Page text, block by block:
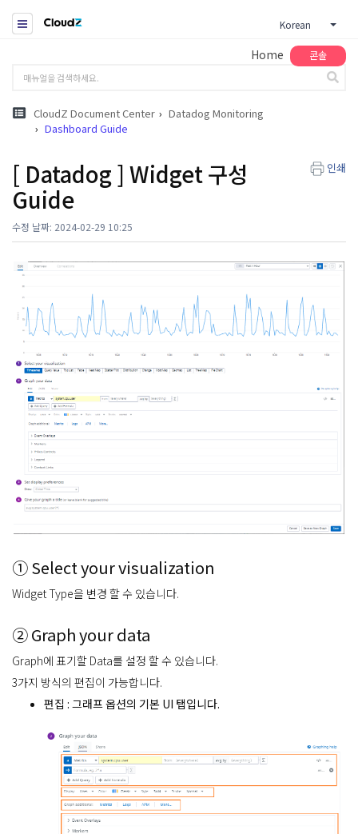
Korean
Home 콘솔
CloudZ Document Center
Datadog Monitoring
Dashboard Guide
[ Datadog ] Widget 구성
Guide
인쇄
수정 날짜: 2024-02-29 10:25
① Select your visualization
Widget Type을 변경 할 수 있습니다.
② Graph your data
Graph에 표기할 Data를 설정 할 수 있습니다.
3가지 방식의 편집이 가능합니다.
편집 : 그래프 옵션의 기본 UI 탭입니다.